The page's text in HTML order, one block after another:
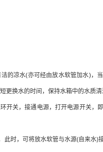
凉水(亦可经由放水软管加水)，
更换水的时间，保持水箱中的水质清
关，接通电源，打开电源开关，
，可将放水软管与水源(自来水)